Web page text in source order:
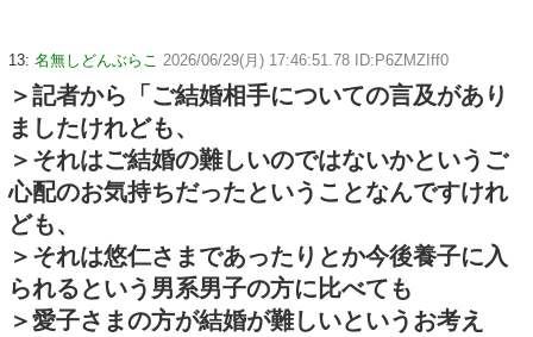
13: 名無しどんぶらこ 2026/06/29(月) 17:46:51.78 ID:P6ZMZIff0
＞記者から「ご結婚相手についての言及があり
ましたけれども、
＞それはご結婚の難しいのではないかというご
心配のお気持ちだったということなんですけれ
ども、
＞それは悠仁さまであったりとか今後養子に入
られるという男系男子の方に比べても
＞愛子さまの方が結婚が難しいというお考え